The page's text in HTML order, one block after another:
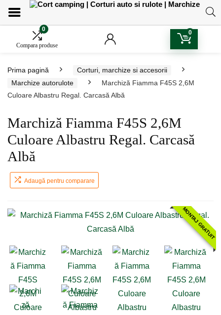
0
Compara produse
0
Prima pagină
Corturi, marchize si accesorii
Marchize autorulote
Marchiză Fiamma F45S 2,6M
Culoare Albastru Regal. Carcasă Albă
Marchiză Fiamma F45S 2,6M
Culoare Albastru Regal. Carcasă
Albă
Adaugă pentru comparare
MONTAJ GRATUIT